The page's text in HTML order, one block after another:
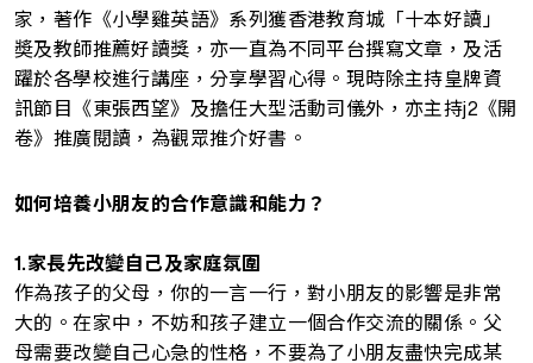
家，著作《小學雞英語》系列獲香港教育城「十本好讀」
奬及教師推薦好讀獎，亦一直為不同平台撰寫文章，及活
躍於各學校進行講座，分享學習心得。現時除主持皇牌資
訊節目《東張西望》及擔任大型活動司儀外，亦主持j2《開
卷》推廣閱讀，為觀眾推介好書。
如何培養小朋友的合作意識和能力？
1.家長先改變自己及家庭氛圍
作為孩子的父母，你的一言一行，對小朋友的影響是非常
大的。在家中，不妨和孩子建立一個合作交流的關係。父
母需要改變自己心急的性格，不要為了小朋友盡快完成某